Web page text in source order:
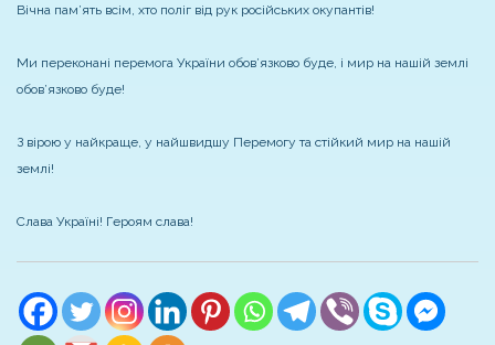
Вічна пам’ять всім, хто поліг від рук російських окупантів!
Ми переконані перемога України обов’язково буде, і мир на нашій землі
обов’язково буде!
З вірою у найкраще, у найшвидшу Перемогу та стійкий мир на нашій
землі!
Слава Україні! Героям слава!